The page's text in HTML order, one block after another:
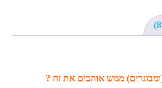
ממש אוהבים את זה ?